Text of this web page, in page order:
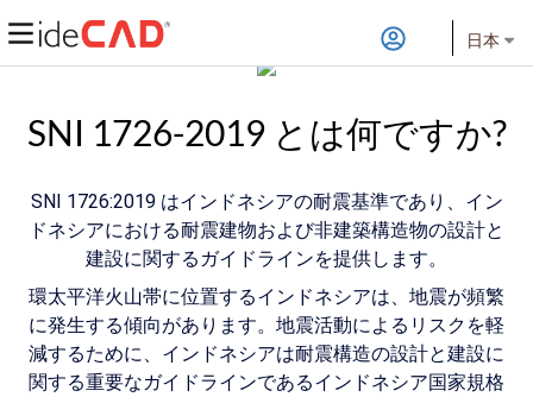
日本
SNI 1726-2019 とは何ですか?
SNI 1726:2019 はインドネシアの耐震基準であり、イン
ドネシアにおける耐震建物および非建築構造物の設計と
建設に関するガイドラインを提供します。
環太平洋火山帯に位置するインドネシアは、地震が頻繁
に発生する傾向があります。地震活動によるリスクを軽
減するために、インドネシアは耐震構造の設計と建設に
関する重要なガイドラインであるインドネシア国家規格